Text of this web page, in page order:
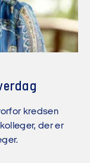
kredsen
der er